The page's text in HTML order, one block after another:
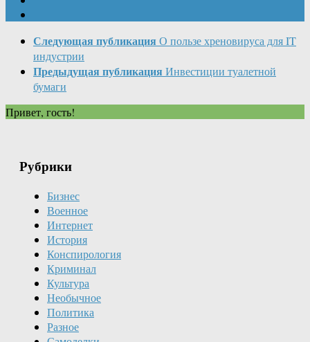
Следующая публикация О пользе хреновируса для IT
индустрии
Предыдущая публикация Инвестиции туалетной
бумаги
Привет, гость!
Рубрики
Бизнес
Военное
Интернет
История
Конспирология
Криминал
Культура
Необычное
Политика
Разное